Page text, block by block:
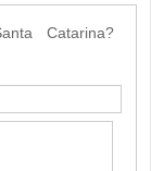
Catarina?